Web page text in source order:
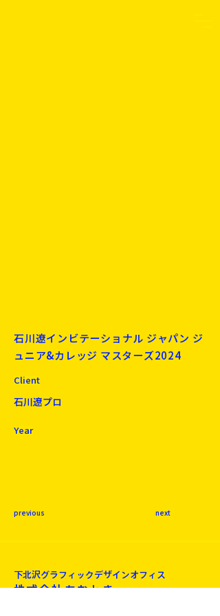
石川遼インビテーショナル ジャパン ジ
ュニア&カレッジ マスターズ2024
Client
石川遼プロ
Year
previous next
下北沢​グラフィックデザインオフィス
株式会社あおとき